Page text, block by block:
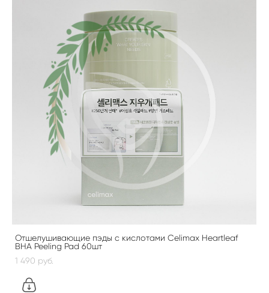
Отшелушивающие пэды с кислотами Celimax Heartleaf
BHA Peeling Pad 60шт
1 490 pуб.